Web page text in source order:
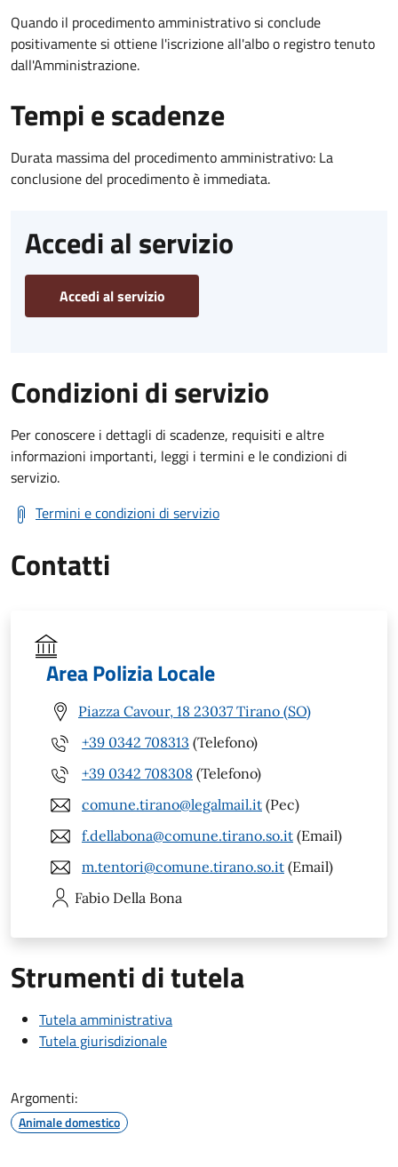
Quando il procedimento amministrativo si conclude
positivamente si ottiene l'iscrizione all'albo o registro tenuto
dall'Amministrazione.
Tempi e scadenze
Durata massima del procedimento amministrativo: La
conclusione del procedimento è immediata.
Accedi al servizio
Accedi al servizio
Condizioni di servizio
Per conoscere i dettagli di scadenze, requisiti e altre
informazioni importanti, leggi i termini e le condizioni di
servizio.
Termini e condizioni di servizio
Contatti
Area Polizia Locale
Piazza Cavour, 18 23037 Tirano (SO)
+39 0342 708313 (Telefono)
+39 0342 708308 (Telefono)
comune.tirano@legalmail.it (Pec)
f.dellabona@comune.tirano.so.it (Email)
m.tentori@comune.tirano.so.it (Email)
Fabio Della Bona
Strumenti di tutela
Tutela amministrativa
Tutela giurisdizionale
Argomenti:
Animale domestico